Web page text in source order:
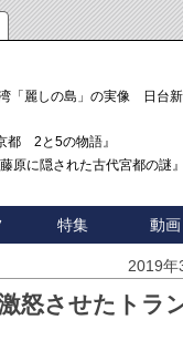
「麗しの島」の実像 日台新
都 2と5の物語』
原に隠された古代宮都の謎』
特集 動画
2019年
怒させたトラ